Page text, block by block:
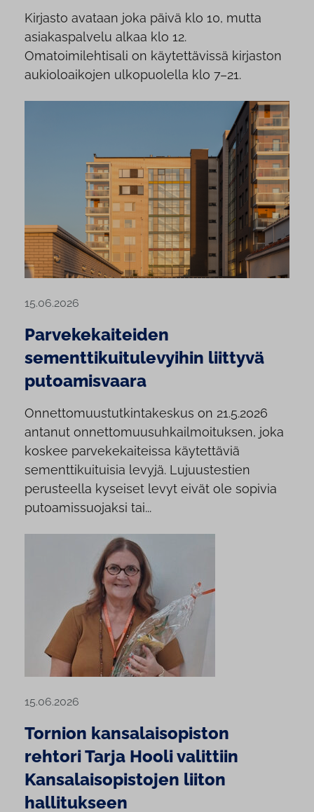
Kirjasto avataan joka päivä klo 10, mutta
asiakaspalvelu alkaa klo 12.
Omatoimilehtisali on käytettävissä kirjaston
aukioloaikojen ulkopuolella klo 7–21.
15.06.2026
Parvekekaiteiden
sementtikuitulevyihin liittyvä
putoamisvaara
Onnettomuustutkintakeskus on 21.5.2026
antanut onnettomuusuhkailmoituksen, joka
koskee parvekekaiteissa käytettäviä
sementtikuituisia levyjä. Lujuustestien
perusteella kyseiset levyt eivät ole sopivia
putoamissuojaksi tai...
15.06.2026
Tornion kansalaisopiston
rehtori Tarja Hooli valittiin
Kansalaisopistojen liiton
hallitukseen